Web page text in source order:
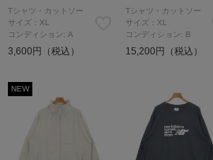
Tシャツ・カットソー
サイズ：XL
コンディション: A
3,600円（税込）
Tシャツ・カットソー
サイズ：XL
コンディション: B
15,200円（税込）
NEW